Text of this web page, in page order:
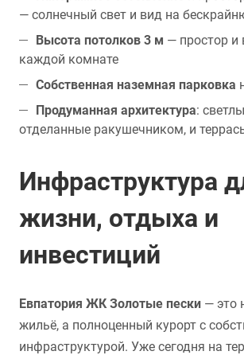
— солнечный свет и вид на
Высота потолков 3 м — простор и
каждой комнате
Собственная наземная парковка
Продуманная архитектура:
отделанные ракушечником, и
Инфраструктура
жизни, отдыха и
инвестиций
Евпатория ЖК Золотые пески — это
жильё, а полноценный курорт с
инфраструктурой. Уже сегодня на